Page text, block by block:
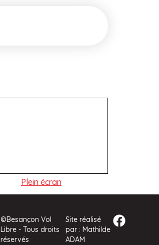
Plein écran
©Besançon Vol
Libre - Tous droits
réservés
Site réalisé
par : Mathilde
ADAM